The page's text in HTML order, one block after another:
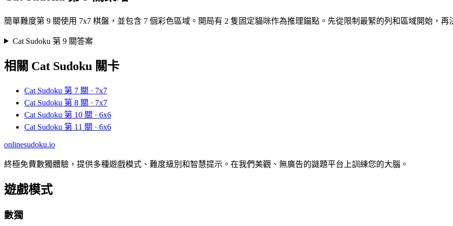
簡單難度第 9 關使用 7x7 棋盤，並包含 7 個彩色區域。開局有 2 隻固定貓咪作為推理錨點。先從限制最緊的列和區域開始，再
Cat Sudoku 第 9 關答案
相關 Cat Sudoku 關卡
Cat Sudoku 第 7 關 · 7x7
Cat Sudoku 第 8 關 · 7x7
Cat Sudoku 第 10 關 · 6x6
Cat Sudoku 第 11 關 · 6x6
onlinesudoku.io
終極免費數獨體驗，提供多種遊戲模式、難度級別和智慧提示。在我們美觀、無廣告的謎題平台上訓練您的大腦。
遊戲模式
數獨